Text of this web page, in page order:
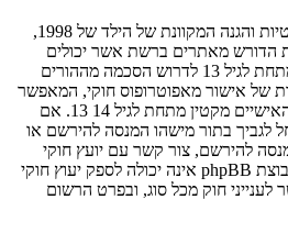
COPPA, או החוק לפרטיות והגנה המקוונת של הילד של 1998,
הדורש מאתרים ברשת אשר יכולים
לאסוף מידע מקטינים מתחת לגיל 13 לדרוש הסכמה מההורים
של אישור מאפוטרופוס חוקי, המאפשר
את איסוף פרטי הזיהוי האישיים מקטין מתחת לגיל 14 13. אם
לגביך בתור מישהו המנסה להירשם או
להירשם, צור קשר עם יועץ חוקי
להתיעצות. שים לב שקבוצת phpBB אינה יכולה לספק יעוץ חוקי
לענייני חוק מכל סוג, ובפרט הרשום